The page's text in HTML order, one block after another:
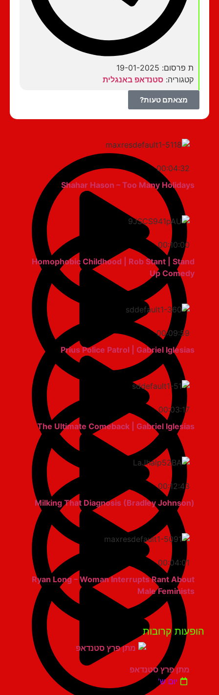
ת פרסום: 19-01-2025
קטגוריה:סטנדאפ באנגלית
מצאתם טעות?
00:04:32
Shahar Hason – Too Many Holidays
00:10:00
Homophobic Childhood | Rob Stant | Stand
Up Comedy
00:09:59
Prius Police Patrol | Gabriel Iglesias
00:03:17
The Ultimate Comeback | Gabriel Iglesias
00:12:43
Milking That Diagnosis (Bradley Johnson)
00:04:01
Ryan Long – Woman Interrupts Rant About
Male Feminists
קרובות
מתן פרץ סטנדאפ
יום ש'